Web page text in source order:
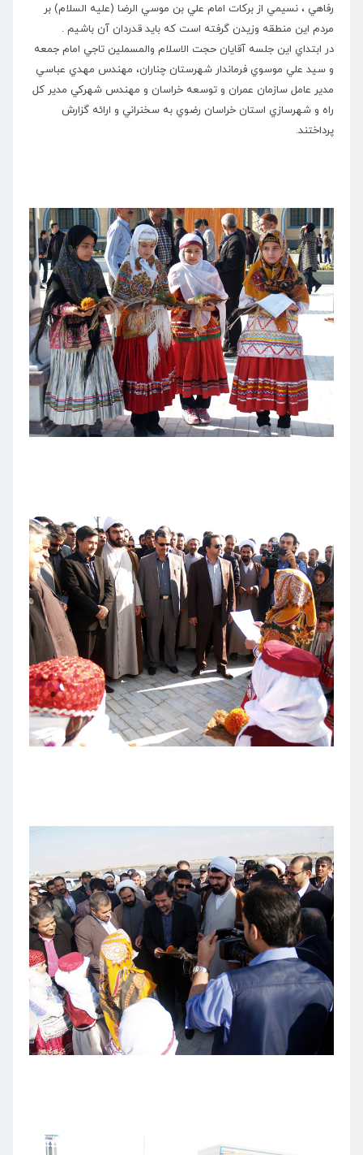
رفاهي ، نسيمي از بركات امام علي بن موسي الرضا (عليه السلام) بر
مردم اين منطقه وزيدن گرفته است كه بايد قدردان آن باشيم .
در ابتداي اين جلسه آقايان حجت الاسلام والمسملين تاجي امام جمعه
و سيد علي موسوي فرماندار شهرستان چناران، مهندس مهدي عباسي
مدير عامل سازمان عمران و توسعه خراسان و مهندس شهركي مدير كل
راه و شهرسازي استان خراسان رضوي به سخنراني و ارائه گزارش
پرداختند.